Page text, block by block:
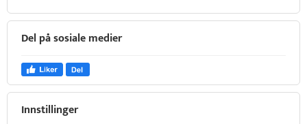
Del på sosiale medier
Innstillinger